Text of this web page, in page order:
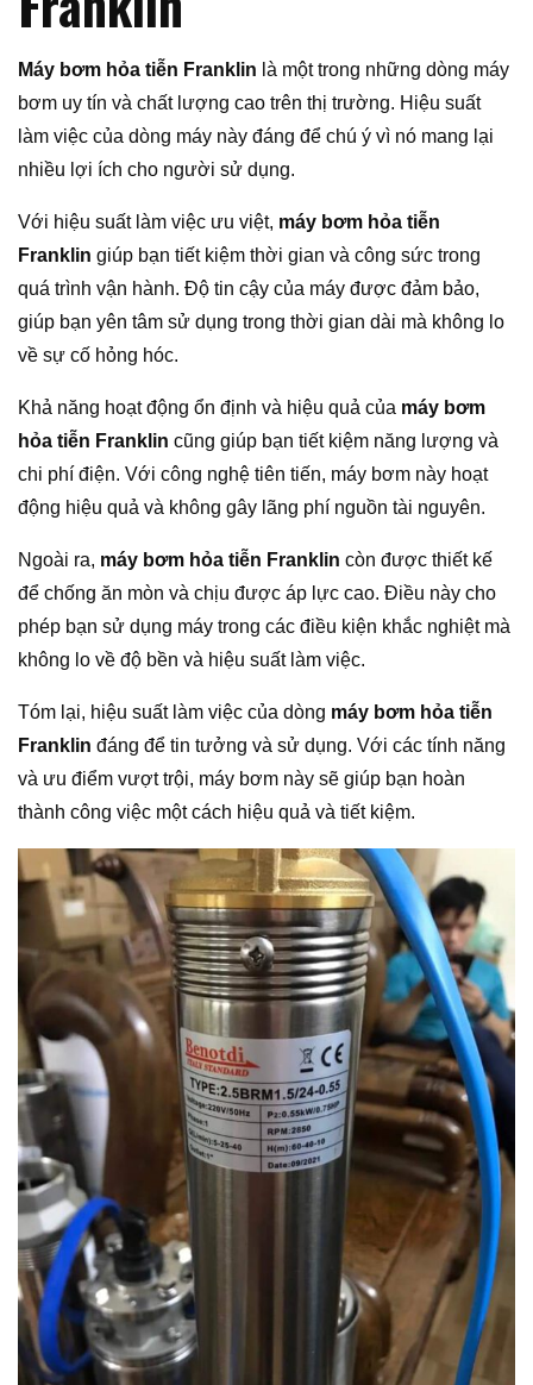
Máy bơm hỏa tiễn Franklin là một trong những dòng máy
bơm uy tín và chất lượng cao trên thị trường. Hiệu suất
làm việc của dòng máy này đáng để chú ý vì nó mang lại
nhiều lợi ích cho người sử dụng.
Với hiệu suất làm việc ưu việt, máy bơm hỏa tiễn
Franklin giúp bạn tiết kiệm thời gian và công sức trong
quá trình vận hành. Độ tin cậy của máy được đảm bảo,
giúp bạn yên tâm sử dụng trong thời gian dài mà không lo
về sự cố hỏng hóc.
Khả năng hoạt động ổn định và hiệu quả của máy bơm
hỏa tiễn Franklin cũng giúp bạn tiết kiệm năng lượng và
chi phí điện. Với công nghệ tiên tiến, máy bơm này hoạt
động hiệu quả và không gây lãng phí nguồn tài nguyên.
Ngoài ra, máy bơm hỏa tiễn Franklin còn được thiết kế
để chống ăn mòn và chịu được áp lực cao. Điều này cho
phép bạn sử dụng máy trong các điều kiện khắc nghiệt mà
không lo về độ bền và hiệu suất làm việc.
Tóm lại, hiệu suất làm việc của dòng máy bơm hỏa tiễn
Franklin đáng để tin tưởng và sử dụng. Với các tính năng
và ưu điểm vượt trội, máy bơm này sẽ giúp bạn hoàn
thành công việc một cách hiệu quả và tiết kiệm.